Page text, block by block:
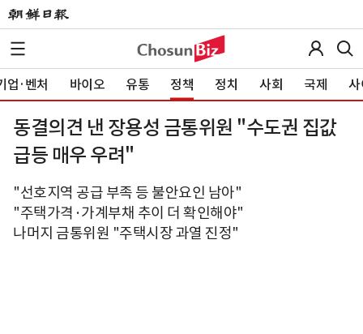
업·벤처 바이오 유통 정책 정치 사회 국제 사
동결의견 낸 장용성 금통위원 "수도권 집값
급등 매우 우려"
"선호지역 공급 부족 등 불안요인 남아"
"주택가격·가계부채 추이 더 확인해야"
나머지 금통위원 "주택시장 과열 진정"